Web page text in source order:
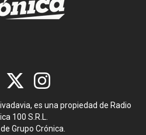
es una propiedad de Radio
100 S.R.L.
Grupo Crónica.